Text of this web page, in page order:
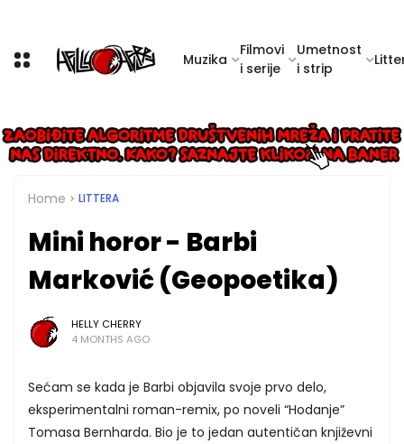
Muzika
Filmovi
i serije
Umetnost
i strip
Home LITTERA
Mini horor - Barbi
Marković (Geopoetika)
HELLY CHERRY
4 MONTHS AGO
Sećam se kada je Barbi objavila svoje prvo delo,
eksperimentalni roman-remix, po noveli “Hodanje”
Tomasa Bernharda. Bio je to jedan autentičan književni